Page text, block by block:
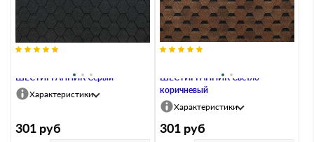
ШЕСТИГРАННИК Серый
Характеристики
301 руб
ШЕСТИГРАННИК Светло-
коричневый
Характеристики
301 руб